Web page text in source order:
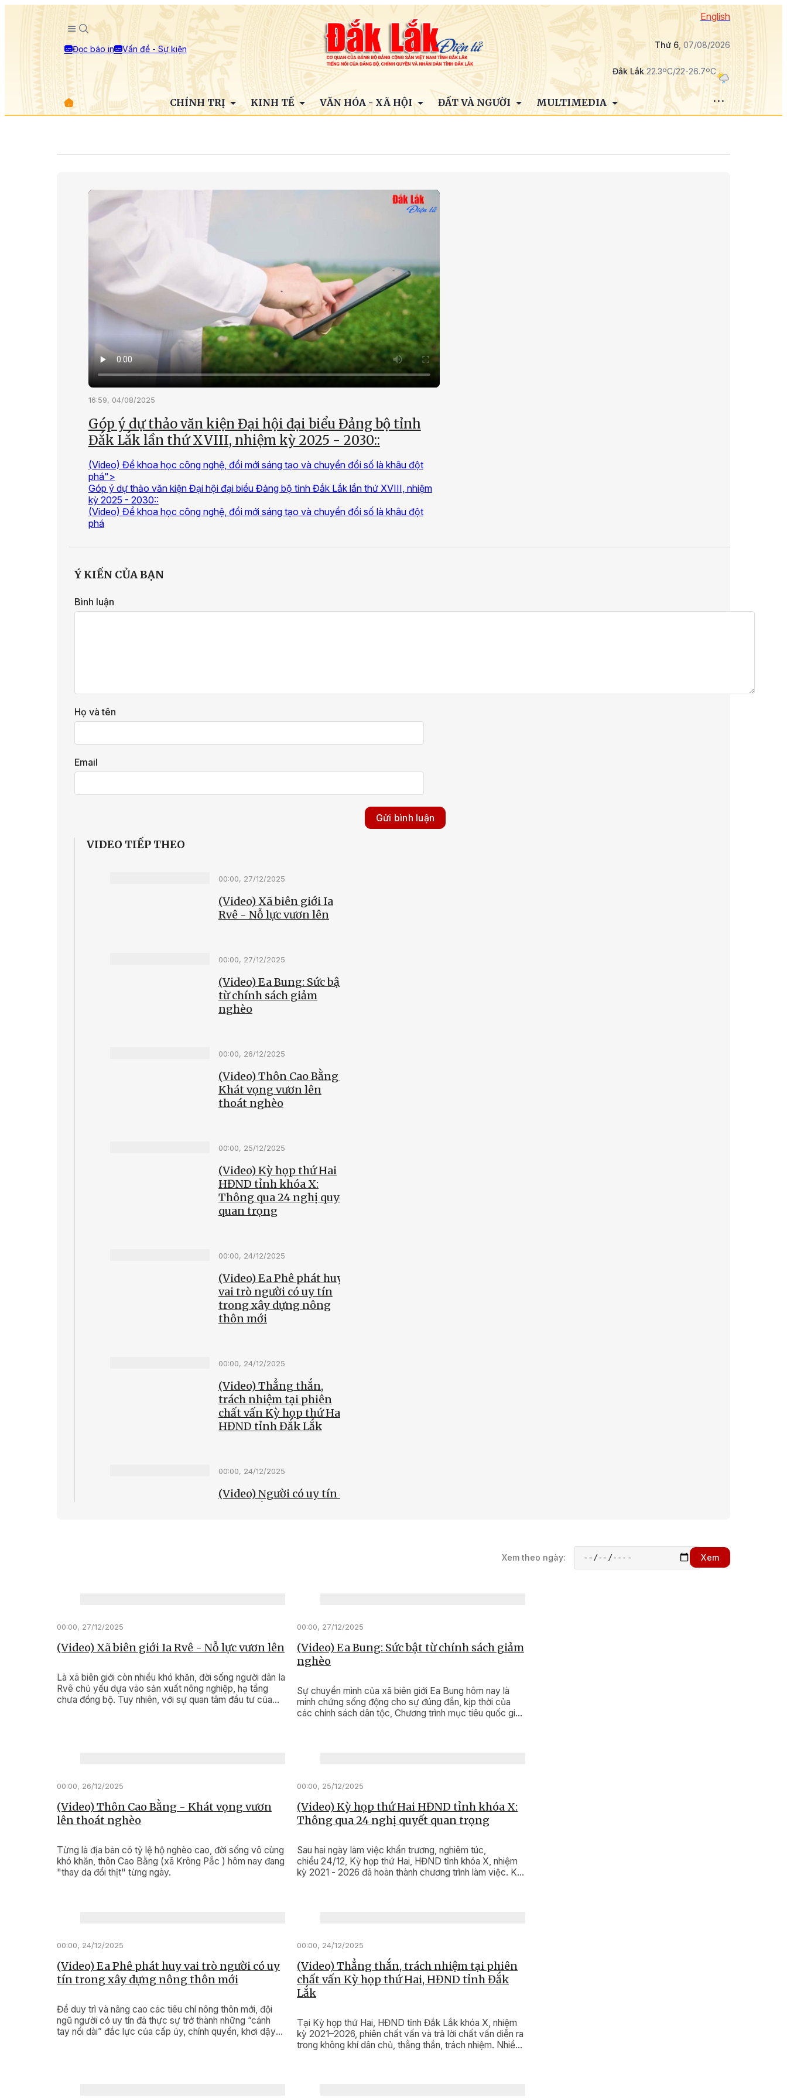
Đọc báo in Vấn đề - Sự kiện
English
Thứ 6, 07/08/2026
Đắk Lắk22.3ºC/22-26.7ºC
CHÍNH TRỊ KINH TẾ VĂN HÓA - XÃ HỘI ĐẤT VÀ NGƯỜI MULTIMEDIA
16:59, 04/08/2025
Góp ý dự thảo văn kiện Đại hội đại biểu Đảng bộ tỉnh
Đắk Lắk lần thứ XVIII, nhiệm kỳ 2025 - 2030::
(Video) Để khoa học công nghệ, đổi mới sáng tạo và chuyển đổi số là khâu đột
phá">
Góp ý dự thảo văn kiện Đại hội đại biểu Đảng bộ tỉnh Đắk Lắk lần thứ XVIII, nhiệm
kỳ 2025 - 2030::
(Video) Để khoa học công nghệ, đổi mới sáng tạo và chuyển đổi số là khâu đột
phá
Ý KIẾN CỦA BẠN
Bình luận
Họ và tên
Email
Gửi bình luận
VIDEO TIẾP THEO
00:00, 27/12/2025
(Video) Xã biên giới Ia
Rvê - Nỗ lực vươn lên
00:00, 27/12/2025
(Video) Ea Bung: Sức bật
từ chính sách giảm
nghèo
00:00, 26/12/2025
(Video) Thôn Cao Bằng -
Khát vọng vươn lên
thoát nghèo
00:00, 25/12/2025
(Video) Kỳ họp thứ Hai
HĐND tỉnh khóa X:
Thông qua 24 nghị quyết
quan trọng
00:00, 24/12/2025
(Video) Ea Phê phát huy
vai trò người có uy tín
trong xây dựng nông
thôn mới
00:00, 24/12/2025
(Video) Thẳng thắn,
trách nhiệm tại phiên
chất vấn Kỳ họp thứ Hai,
HĐND tỉnh Đắk Lắk
00:00, 24/12/2025
(Video) Người có uy tín ở
Xem theo ngày: Xem
00:00, 27/12/2025
(Video) Xã biên giới Ia Rvê - Nỗ lực vươn lên
Là xã biên giới còn nhiều khó khăn, đời sống người dân Ia
Rvê chủ yếu dựa vào sản xuất nông nghiệp, hạ tầng
chưa đồng bộ. Tuy nhiên, với sự quan tâm đầu tư của
00:00, 27/12/2025
(Video) Ea Bung: Sức bật từ chính sách giảm
nghèo
Sự chuyển mình của xã biên giới Ea Bung hôm nay là
minh chứng sống động cho sự đúng đắn, kịp thời của
các chính sách dân tộc, Chương trình mục tiêu quốc gia
00:00, 26/12/2025
(Video) Thôn Cao Bằng - Khát vọng vươn
lên thoát nghèo
Từng là địa bàn có tỷ lệ hộ nghèo cao, đời sống vô cùng
khó khăn, thôn Cao Bằng (xã Krông Pắc ) hôm nay đang
"thay da đổi thịt" từng ngày. ​​​​​​​
00:00, 25/12/2025
(Video) Kỳ họp thứ Hai HĐND tỉnh khóa X:
Thông qua 24 nghị quyết quan trọng
Sau hai ngày làm việc khẩn trương, nghiêm túc,
chiều 24/12, Kỳ họp thứ Hai, HĐND tỉnh khóa X, nhiệm
kỳ 2021 - 2026 đã hoàn thành chương trình làm việc. Kỳ
00:00, 24/12/2025
(Video) Ea Phê phát huy vai trò người có uy
tín trong xây dựng nông thôn mới
Để duy trì và nâng cao các tiêu chí nông thôn mới, đội
ngũ người có uy tín đã thực sự trở thành những “cánh
tay nối dài” đắc lực của cấp ủy, chính quyền, khơi dậy
00:00, 24/12/2025
(Video) Thẳng thắn, trách nhiệm tại phiên
chất vấn Kỳ họp thứ Hai, HĐND tỉnh Đắk
Lắk
Tại Kỳ họp thứ Hai, HĐND tỉnh Đắk Lắk khóa X, nhiệm
kỳ 2021–2026, phiên chất vấn và trả lời chất vấn diễn ra
trong không khí dân chủ, thẳng thắn, trách nhiệm. Nhiều